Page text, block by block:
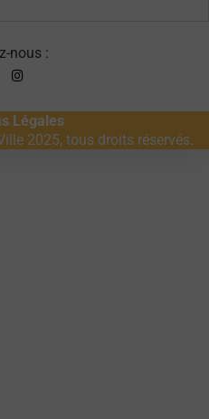
nous :
Légales
2025, tous droits réservés.